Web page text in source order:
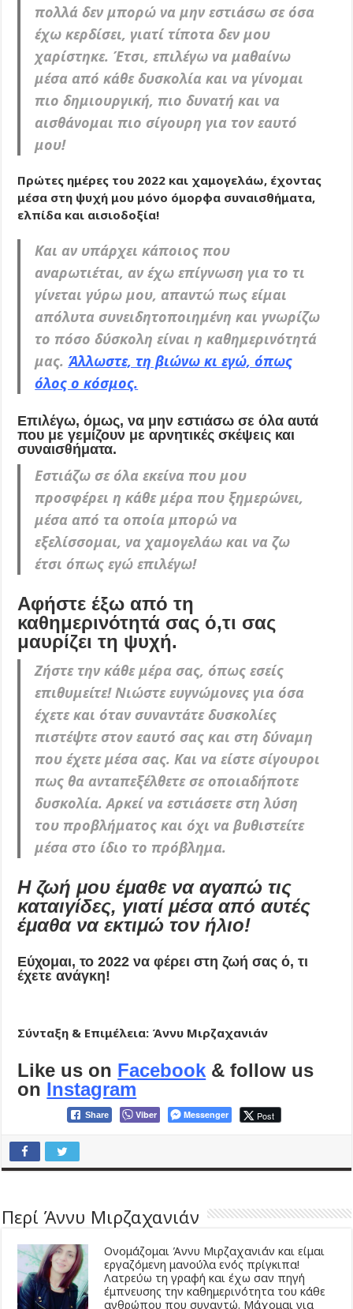
πολλά δεν μπορώ να μην εστιάσω σε όσα
έχω κερδίσει, γιατί τίποτα δεν μου
χαρίστηκε. Έτσι, επιλέγω να μαθαίνω
μέσα από κάθε δυσκολία και να γίνομαι
πιο δημιουργική, πιο δυνατή και να
αισθάνομαι πιο σίγουρη για τον εαυτό
μου!
Πρώτες ημέρες του 2022 και χαμογελάω, έχοντας
μέσα στη ψυχή μου μόνο όμορφα συναισθήματα,
ελπίδα και αισιοδοξία!
Και αν υπάρχει κάποιος που
αναρωτιέται, αν έχω επίγνωση για το τι
γίνεται γύρω μου, απαντώ πως είμαι
απόλυτα συνειδητοποιημένη και γνωρίζω
το πόσο δύσκολη είναι η καθημερινότητά
μας. Άλλωστε, τη βιώνω κι εγώ, όπως
όλος ο κόσμος.
Επιλέγω, όμως, να μην εστιάσω σε όλα αυτά
που με γεμίζουν με αρνητικές σκέψεις και
συναισθήματα.
Εστιάζω σε όλα εκείνα που μου
προσφέρει η κάθε μέρα που ξημερώνει,
μέσα από τα οποία μπορώ να
εξελίσσομαι, να χαμογελάω και να ζω
έτσι όπως εγώ επιλέγω!
Αφήστε έξω από τη
καθημερινότητά σας ό,τι σας
μαυρίζει τη ψυχή.
Ζήστε την κάθε μέρα σας, όπως εσείς
επιθυμείτε! Νιώστε ευγνώμονες για όσα
έχετε και όταν συναντάτε δυσκολίες
πιστέψτε στον εαυτό σας και στη δύναμη
που έχετε μέσα σας. Kαι να είστε σίγουροι
πως θα ανταπεξέλθετε σε οποιαδήποτε
δυσκολία. Αρκεί να εστιάσετε στη λύση
του προβλήματος και όχι να βυθιστείτε
μέσα στο ίδιο το πρόβλημα.
Η ζωή μου έμαθε να αγαπώ τις
καταιγίδες, γιατί μέσα από αυτές
έμαθα να εκτιμώ τον ήλιο!
Εύχομαι, το 2022 να φέρει στη ζωή σας ό, τι
έχετε ανάγκη!
Σύνταξη & Επιμέλεια: Άννυ Μιρζαχανιάν
Like us on Facebook & follow us
on Instagram
Share Viber Messenger Post
Περί Άννυ Μιρζαχανιάν
Ονομάζομαι Άννυ Μιρζαχανιάν και είμαι
εργαζόμενη μανούλα ενός πρίγκιπα!
Λατρεύω τη γραφή και έχω σαν πηγή
έμπνευσης την καθημερινότητα του κάθε
ανθρώπου που συναντώ. Μάχομαι για